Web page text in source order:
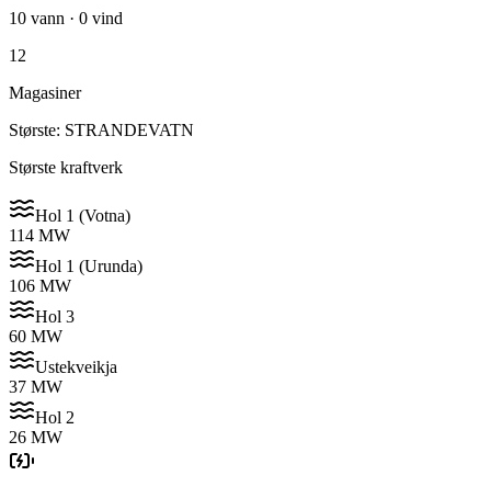
10 vann · 0 vind
12
Magasiner
Største: STRANDEVATN
Største kraftverk
Hol 1 (Votna)
114 MW
Hol 1 (Urunda)
106 MW
Hol 3
60 MW
Ustekveikja
37 MW
Hol 2
26 MW